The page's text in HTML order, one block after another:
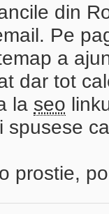
din
Pe
a
dar tot
la seo
spusese
prostie,